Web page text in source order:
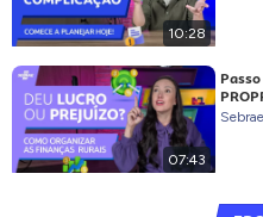
10:28
07:43